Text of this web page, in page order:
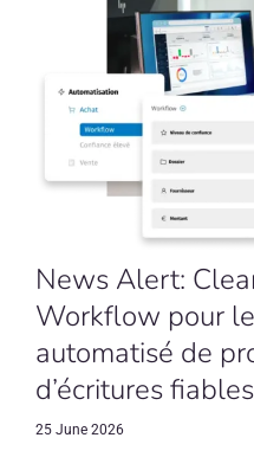
News Alert:
Workflow pour
automatisé de
d’écritures fiables
25 June 2026